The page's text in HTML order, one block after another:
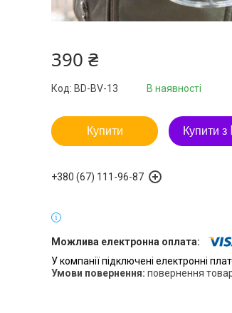
390 ₴
В наявності
Код: BD-BV-13
Купити Купити з
+380 (67) 111-96-87
У компанії підключені електронні
повернення